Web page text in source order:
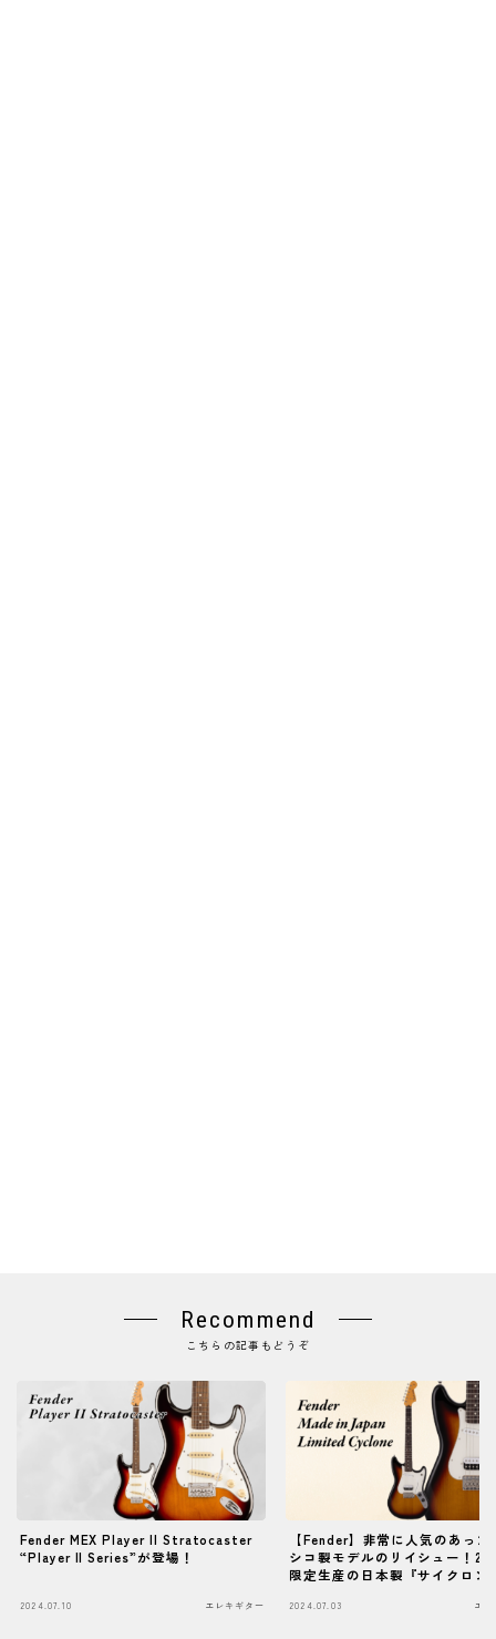
Recommend
こちらの記事もどうぞ
Fender MEX Player II Stratocaster
“Player II Series”が登場！
2024.07.10 エレキギター
【Fender】非常に人気のあった
シコ製モデルのリイシュー！
限定生産の日本製『サイクロン
2024.07.03 エ